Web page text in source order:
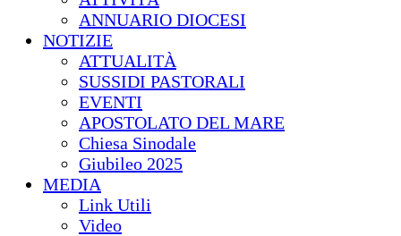
ANNUARIO DIOCESI
NOTIZIE
ATTUALITÀ
SUSSIDI PASTORALI
EVENTI
APOSTOLATO DEL MARE
Chiesa Sinodale
Giubileo 2025
MEDIA
Link Utili
Video